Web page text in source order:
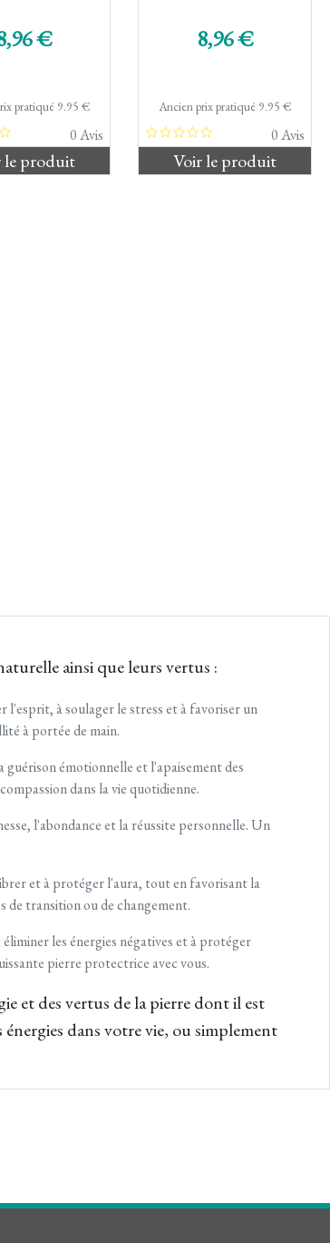
de base
€
pratiqué 9.95 €
0 Avis
le produit
Prix de base
8,96 €
Ancien prix pratiqué 9.95 €
0 Avis
Voir le produit
ainsi que leurs vertus :
l'esprit, à soulager le stress et à favoriser un
à portée de main.
émotionnelle et l'apaisement des
dans la vie quotidienne.
l'abondance et la réussite personnelle. Un
et à protéger l'aura, tout en favorisant la
transition ou de changement.
les énergies négatives et à protéger
pierre protectrice avec vous.
et des vertus de la pierre dont il est
dans votre vie, ou simplement